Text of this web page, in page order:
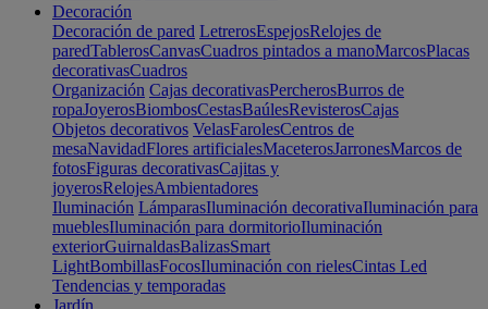
Decoración
Decoración de pared LetrerosEspejosRelojes de
paredTablerosCanvasCuadros pintados a manoMarcosPlacas
decorativasCuadros
Organización Cajas decorativasPercherosBurros de
ropaJoyerosBiombosCestasBaúlesRevisterosCajas
Objetos decorativos VelasFarolesCentros de
mesaNavidadFlores artificialesMaceterosJarronesMarcos de
fotosFiguras decorativasCajitas y
joyerosRelojesAmbientadores
Iluminación LámparasIluminación decorativaIluminación para
mueblesIluminación para dormitorioIluminación
exteriorGuirnaldasBalizasSmart
LightBombillasFocosIluminación con rielesCintas Led
Tendencias y temporadas
Jardín